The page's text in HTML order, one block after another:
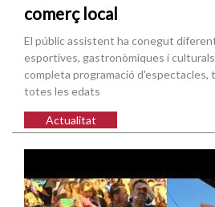
comerç local
El públic assistent ha conegut
esportives, gastronòmiques i
completa programació d'espectacles,
totes les edats
Actualitat